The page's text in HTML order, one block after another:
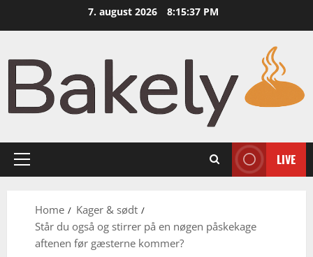
7. august 2026 8:15:38 PM
Primary
LIVE
Home
Kager & sødt
Står du også og stirrer på en nøgen påskekage
aftenen før gæsterne kommer?